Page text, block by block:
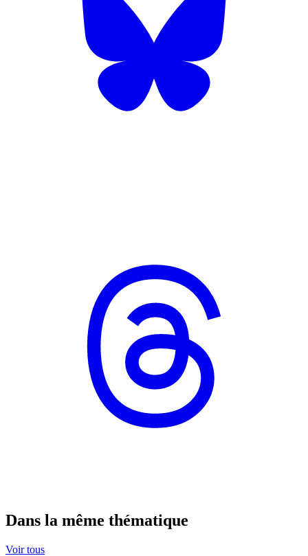
Dans la même thématique
Voir tous